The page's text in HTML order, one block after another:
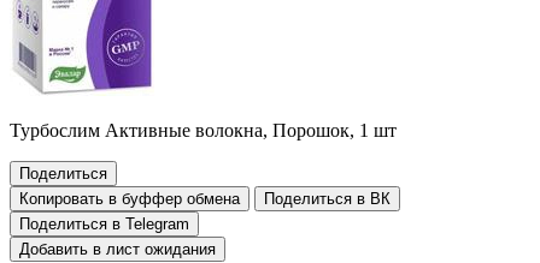
Турбослим Активные волокна, Порошок, 1 шт
Поделиться
Копировать в буффер обмена
Поделиться в ВК
Поделиться в Telegram
Добавить в лист ожидания